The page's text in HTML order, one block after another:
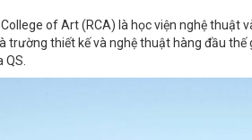
of Art (RCA) là học viện nghệ thuật
trường thiết kế và nghệ thuật hàng đầu